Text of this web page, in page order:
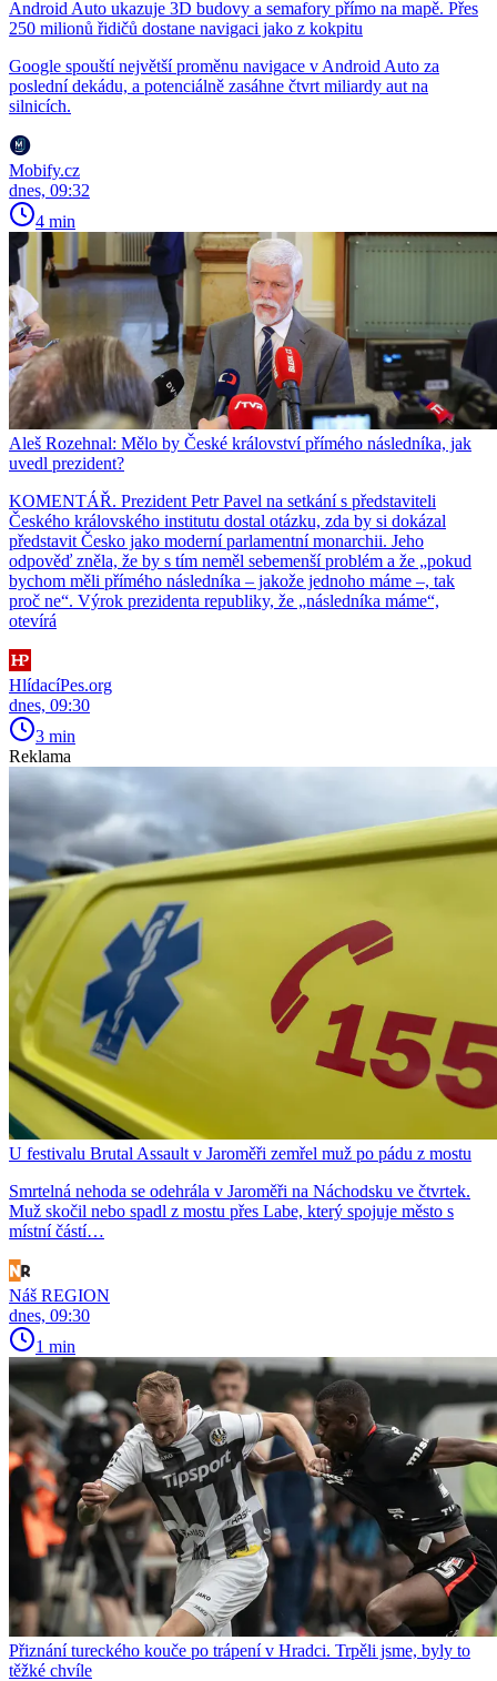
Android Auto ukazuje 3D budovy a semafory přímo na mapě. Přes
250 milionů řidičů dostane navigaci jako z kokpitu
Google spouští největší proměnu navigace v Android Auto za
poslední dekádu, a potenciálně zasáhne čtvrt miliardy aut na
silnicích.
Mobify.cz
dnes, 09:32
4 min
Aleš Rozehnal: Mělo by České království přímého následníka, jak
uvedl prezident?
KOMENTÁŘ. Prezident Petr Pavel na setkání s představiteli
Českého královského institutu dostal otázku, zda by si dokázal
představit Česko jako moderní parlamentní monarchii. Jeho
odpověď zněla, že by s tím neměl sebemenší problém a že „pokud
bychom měli přímého následníka – jakože jednoho máme –, tak
proč ne“. Výrok prezidenta republiky, že „následníka máme“,
otevírá
HlídacíPes.org
dnes, 09:30
3 min
Reklama
U festivalu Brutal Assault v Jaroměři zemřel muž po pádu z mostu
Smrtelná nehoda se odehrála v Jaroměři na Náchodsku ve čtvrtek.
Muž skočil nebo spadl z mostu přes Labe, který spojuje město s
místní částí…
Náš REGION
dnes, 09:30
1 min
Přiznání tureckého kouče po trápení v Hradci. Trpěli jsme, byly to
těžké chvíle